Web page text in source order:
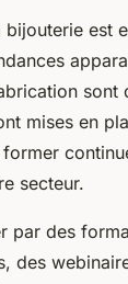
bijouterie est
sont
mises en
secteur.
par des
des